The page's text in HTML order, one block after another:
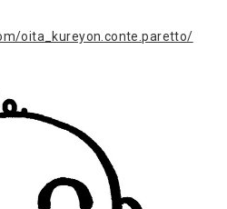
oita_kureyon.conte.paretto/